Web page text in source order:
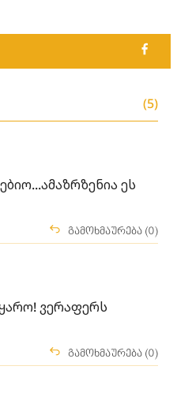
(5)
ეს
გამოხმაურება (0)
ვერაფერს
გამოხმაურება (0)